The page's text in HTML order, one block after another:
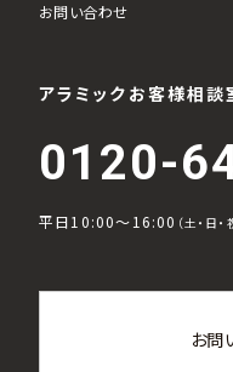
お問い合わせ
アラミックお客様相談
0120-
平日10:00～16:00 （土・日
お問